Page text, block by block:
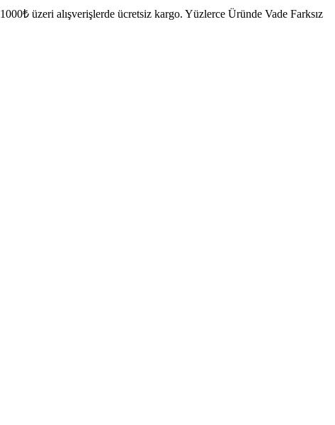
1000₺ üzeri alışverişlerde ücretsiz kargo. Yüzlerce Üründe Vade Farksız